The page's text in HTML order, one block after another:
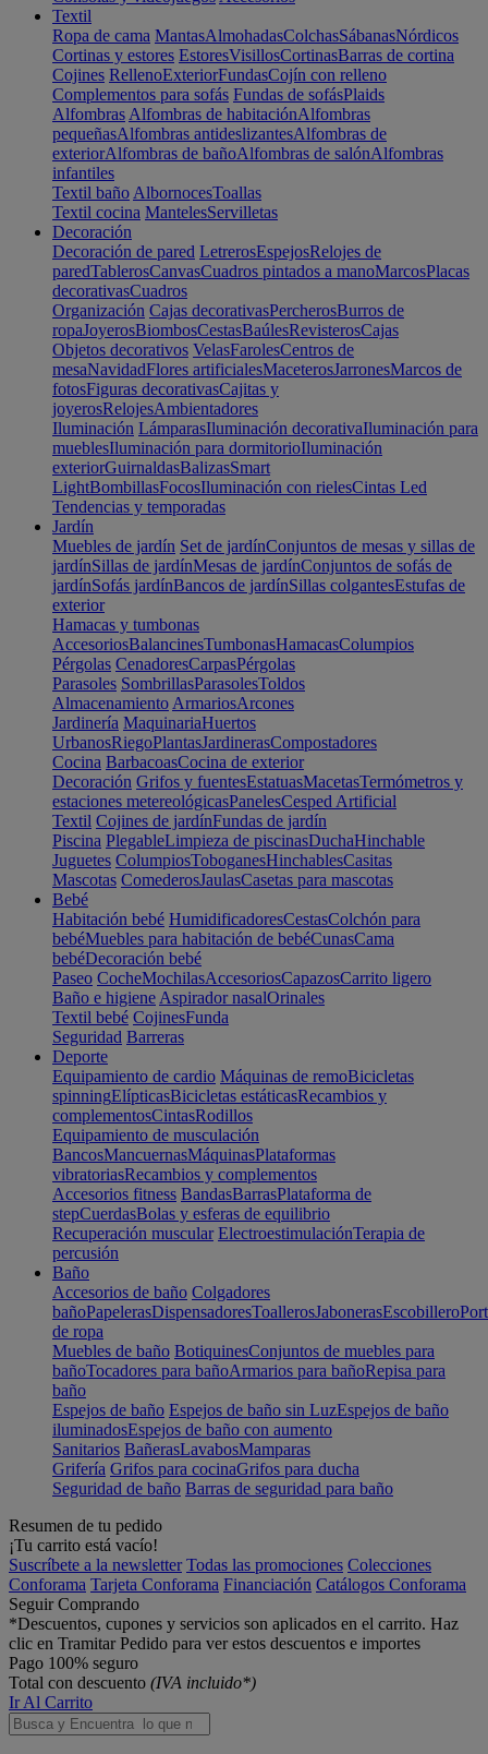
Textil
Ropa de cama MantasAlmohadasColchasSábanasNórdicos
Cortinas y estores EstoresVisillosCortinasBarras de cortina
Cojines RellenoExteriorFundasCojín con relleno
Complementos para sofás Fundas de sofásPlaids
Alfombras Alfombras de habitaciónAlfombras
pequeñasAlfombras antideslizantesAlfombras de
exteriorAlfombras de bañoAlfombras de salónAlfombras
infantiles
Textil baño AlbornocesToallas
Textil cocina MantelesServilletas
Decoración
Decoración de pared LetrerosEspejosRelojes de
paredTablerosCanvasCuadros pintados a manoMarcosPlacas
decorativasCuadros
Organización Cajas decorativasPercherosBurros de
ropaJoyerosBiombosCestasBaúlesRevisterosCajas
Objetos decorativos VelasFarolesCentros de
mesaNavidadFlores artificialesMaceterosJarronesMarcos de
fotosFiguras decorativasCajitas y
joyerosRelojesAmbientadores
Iluminación LámparasIluminación decorativaIluminación para
mueblesIluminación para dormitorioIluminación
exteriorGuirnaldasBalizasSmart
LightBombillasFocosIluminación con rielesCintas Led
Tendencias y temporadas
Jardín
Muebles de jardín Set de jardínConjuntos de mesas y sillas de
jardínSillas de jardínMesas de jardínConjuntos de sofás de
jardínSofás jardínBancos de jardínSillas colgantesEstufas de
exterior
Hamacas y tumbonas
AccesoriosBalancinesTumbonasHamacasColumpios
Pérgolas CenadoresCarpasPérgolas
Parasoles SombrillasParasolesToldos
Almacenamiento ArmariosArcones
Jardinería MaquinariaHuertos
UrbanosRiegoPlantasJardinerasCompostadores
Cocina BarbacoasCocina de exterior
Decoración Grifos y fuentesEstatuasMacetasTermómetros y
estaciones metereológicasPanelesCesped Artificial
Textil Cojines de jardínFundas de jardín
Piscina PlegableLimpieza de piscinasDuchaHinchable
Juguetes ColumpiosToboganesHinchablesCasitas
Mascotas ComederosJaulasCasetas para mascotas
Bebé
Habitación bebé HumidificadoresCestasColchón para
bebéMuebles para habitación de bebéCunasCama
bebéDecoración bebé
Paseo CocheMochilasAccesoriosCapazosCarrito ligero
Baño e higiene Aspirador nasalOrinales
Textil bebé CojinesFunda
Seguridad Barreras
Deporte
Equipamiento de cardio Máquinas de remoBicicletas
spinningElípticasBicicletas estáticasRecambios y
complementosCintasRodillos
Equipamiento de musculación
BancosMancuernasMáquinasPlataformas
vibratoriasRecambios y complementos
Accesorios fitness BandasBarrasPlataforma de
stepCuerdasBolas y esferas de equilibrio
Recuperación muscular ElectroestimulaciónTerapia de
percusión
Baño
Accesorios de baño Colgadores
bañoPapelerasDispensadoresToallerosJabonerasEscobillero
de ropa
Muebles de baño BotiquinesConjuntos de muebles para
bañoTocadores para bañoArmarios para bañoRepisa para
baño
Espejos de baño Espejos de baño sin LuzEspejos de baño
iluminadosEspejos de baño con aumento
Sanitarios BañerasLavabosMamparas
Grifería Grifos para cocinaGrifos para ducha
Seguridad de baño Barras de seguridad para baño
Resumen de tu pedido
¡Tu carrito está vacío!
Suscríbete a la newsletter Todas las promociones Colecciones
Conforama Tarjeta Conforama Financiación Catálogos Conforama
Seguir Comprando
*Descuentos, cupones y servicios son aplicados en el carrito. Haz
clic en Tramitar Pedido para ver estos descuentos e importes
Pago 100% seguro
Total con descuento (IVA incluido*)
Ir Al Carrito